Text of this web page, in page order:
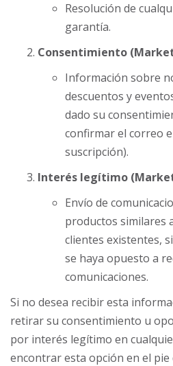
Resolución de
garantía.
Consentimiento
Información sobre
descuentos y
dado su
confirmar el correo
suscripción).
Interés legítimo
Envío de
productos similares
clientes existentes,
se haya opuesto a
comunicaciones.
Si no desea recibir esta
retirar su consentimiento u
por interés legítimo en
encontrar esta opción en el pie